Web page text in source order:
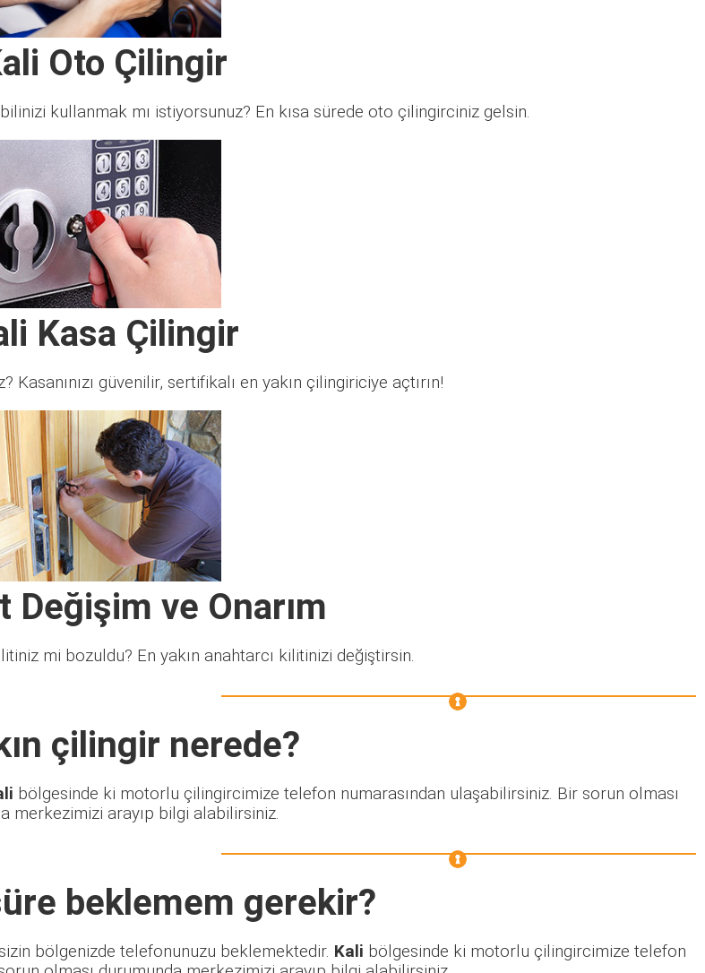
Oto Çilingir
kullanmak mı istiyorsunuz? En kısa sürede oto çilingirciniz gelsin.
Kasa Çilingir
Kasanınızı güvenilir, sertifikalı en yakın çilingiriciye açtırın!
Değişim ve Onarım
mi bozuldu? En yakın anahtarcı kilitinizi değiştirsin.
çilingir nerede?
bölgesinde ki motorlu çilingircimize telefon numarasından ulaşabilirsiniz. Bir sorun olması
merkezimizi arayıp bilgi alabilirsiniz.
beklemem gerekir?
bölgenizde telefonunuzu beklemektedir. Kali bölgesinde ki motorlu çilingircimize telefon